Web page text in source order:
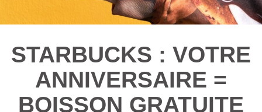
STARBUCKS : VOTRE
ANNIVERSAIRE =
BOISSON GRATUITE